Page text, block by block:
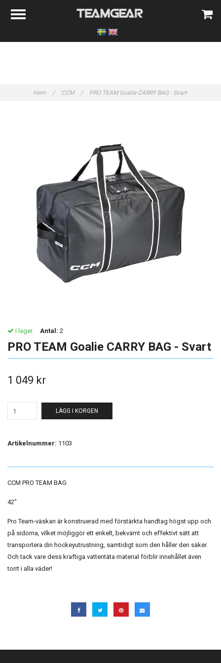
Hem / CCM / PRO TEAM Goalie CARRY BAG - Svart
I lager. Antal: 2
PRO TEAM Goalie CARRY BAG - Svart
1 049 kr
LÄGG I KORGEN
Artikelnummer: 1103
CCM PRO TEAM BAG
42"
Pro Team-väskan är konstruerad med förstärkta handtag högst upp och
på sidorna, vilket möjliggör ett enkelt, bekvämt och effektivt sätt att
transportera din hockeyutrustning, samtidigt som den håller den säker.
Och tack vare dess kraftiga vattentäta material förblir innehållet även
torrt i alla väder!